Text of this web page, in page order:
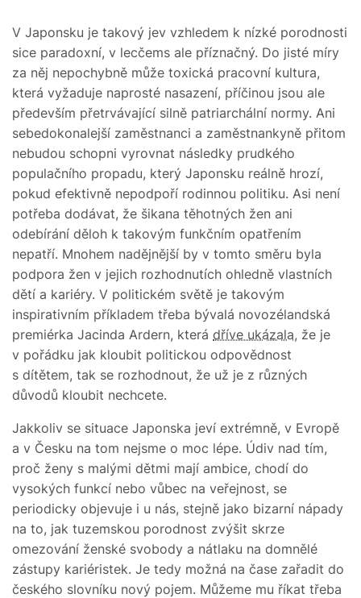
V Japonsku je takový jev vzhledem k nízké porodnosti
sice paradoxní, v lecčems ale příznačný. Do jisté míry
za něj nepochybně může toxická pracovní kultura,
která vyžaduje naprosté nasazení, příčinou jsou ale
především přetrvávající silně patriarchální normy. Ani
sebedokonalejší zaměstnanci a zaměstnankyně přitom
nebudou schopni vyrovnat následky prudkého
populačního propadu, který Japonsku reálně hrozí,
pokud efektivně nepodpoří rodinnou politiku. Asi není
potřeba dodávat, že šikana těhotných žen ani
odebírání děloh k takovým funkčním opatřením
nepatří. Mnohem nadějnější by v tomto směru byla
podpora žen v jejich rozhodnutích ohledně vlastních
dětí a kariéry. V politickém světě je takovým
inspirativním příkladem třeba bývalá novozélandská
premiérka Jacinda Ardern, která dříve ukázala, že je
v pořádku jak kloubit politickou odpovědnost
s dítětem, tak se rozhodnout, že už je z různých
důvodů kloubit nechcete.
Jakkoliv se situace Japonska jeví extrémně, v Evropě
a v Česku na tom nejsme o moc lépe. Údiv nad tím,
proč ženy s malými dětmi mají ambice, chodí do
vysokých funkcí nebo vůbec na veřejnost, se
periodicky objevuje i u nás, stejně jako bizarní nápady
na to, jak tuzemskou porodnost zvýšit skrze
omezování ženské svobody a nátlaku na domnělé
zástupy kariéristek. Je tedy možná na čase zařadit do
českého slovníku nový pojem. Můžeme mu říkat třeba